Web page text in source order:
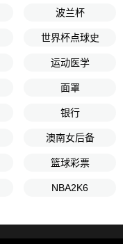
波兰杯
世界杯点球史
运动医学
面罩
银行
澳南女后备
篮球彩票
NBA2K6